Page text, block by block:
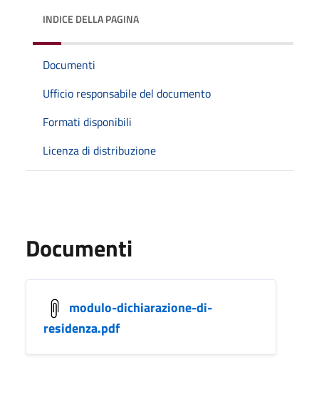
INDICE DELLA PAGINA
Documenti
Ufficio responsabile del documento
Formati disponibili
Licenza di distribuzione
Documenti
modulo-dichiarazione-di-
residenza.pdf